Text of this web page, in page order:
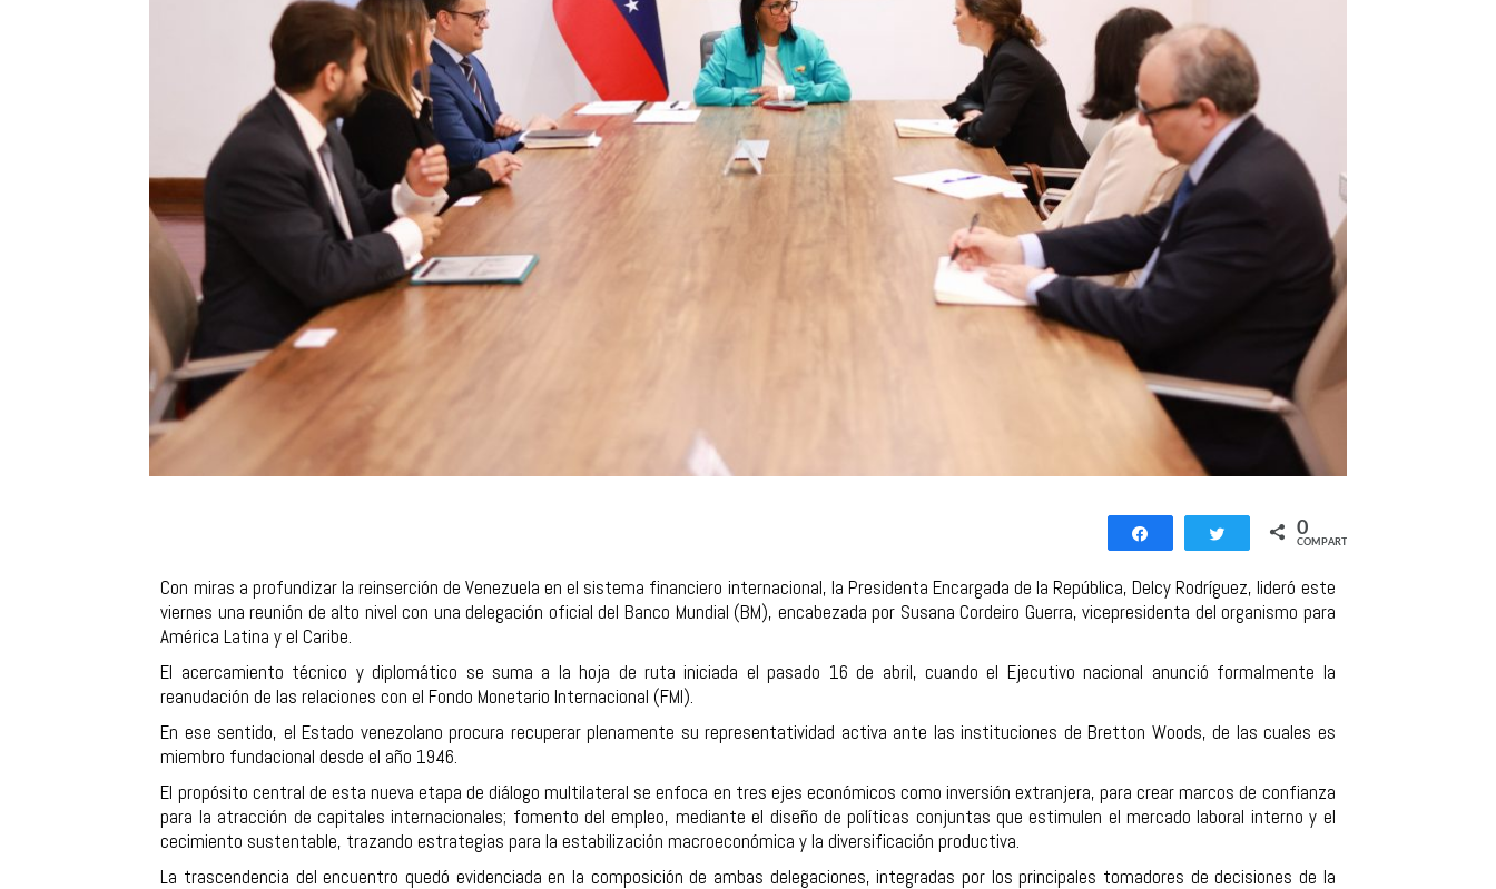
Compartir Twittear 0
COMPARTIR
Con miras a profundizar la reinserción de Venezuela en el sistema financiero internacional, la Presidenta Encargada de la República, Delcy Rodríguez, lideró este
viernes una reunión de alto nivel con una delegación oficial del Banco Mundial (BM), encabezada por Susana Cordeiro Guerra, vicepresidenta del organismo para
América Latina y el Caribe.
El acercamiento técnico y diplomático se suma a la hoja de ruta iniciada el pasado 16 de abril, cuando el Ejecutivo nacional anunció formalmente la
reanudación de las relaciones con el Fondo Monetario Internacional (FMI).
En ese sentido, el Estado venezolano procura recuperar plenamente su representatividad activa ante las instituciones de Bretton Woods, de las cuales es
miembro fundacional desde el año 1946.
El propósito central de esta nueva etapa de diálogo multilateral se enfoca en tres ejes económicos como inversión extranjera, para crear marcos de confianza
para la atracción de capitales internacionales; fomento del empleo, mediante el diseño de políticas conjuntas que estimulen el mercado laboral interno y el
cecimiento sustentable, trazando estrategias para la estabilización macroeconómica y la diversificación productiva.
La trascendencia del encuentro quedó evidenciada en la composición de ambas delegaciones, integradas por los principales tomadores de decisiones de la